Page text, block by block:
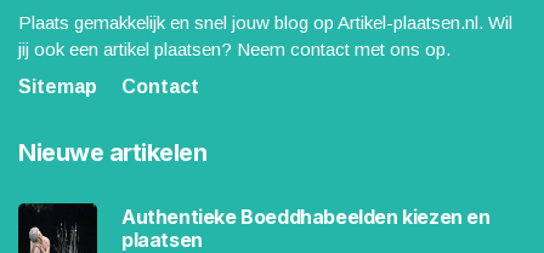
Plaats gemakkelijk en snel jouw blog op Artikel-plaatsen.nl. Wil
jij ook een artikel plaatsen? Neem contact met ons op.
Sitemap
Contact
Nieuwe artikelen
Authentieke Boeddhabeelden kiezen en
plaatsen